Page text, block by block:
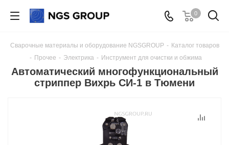
0
Сварочные материалы и оборудование NGSGROUP - Каталог товаров
- Прочее - Электрика - Инструмент для очистки и обжима
Автоматический многофункциональный
стриппер Вихрь СИ-1 в Тюмени